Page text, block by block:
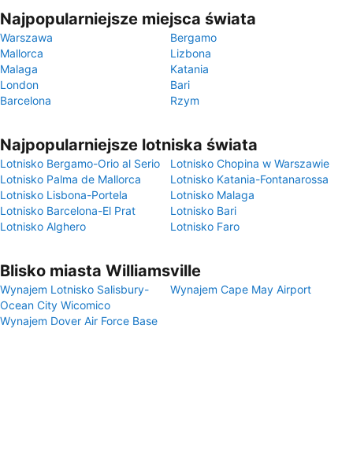
Najpopularniejsze miejsca świata
Warszawa
Bergamo
Mallorca
Lizbona
Malaga
Katania
London
Bari
Barcelona
Rzym
Najpopularniejsze lotniska świata
Lotnisko Bergamo-Orio al Serio
Lotnisko Chopina w Warszawie
Lotnisko Palma de Mallorca
Lotnisko Katania-Fontanarossa
Lotnisko Lisbona-Portela
Lotnisko Malaga
Lotnisko Barcelona-El Prat
Lotnisko Bari
Lotnisko Alghero
Lotnisko Faro
Blisko miasta Williamsville
Wynajem Lotnisko Salisbury-
Ocean City Wicomico
Wynajem Cape May Airport
Wynajem Dover Air Force Base